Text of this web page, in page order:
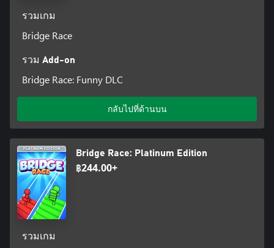
รวมเกม
Bridge Race
รวม Add-on
Bridge Race: Funny DLC
กลับไปที่ด้านบน
Bridge Race: Platinum Edition
฿244.00+
รวมเกม